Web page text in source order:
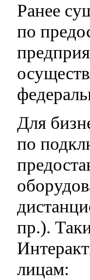
Ранее
по
Для
по
пр.).
лицам: